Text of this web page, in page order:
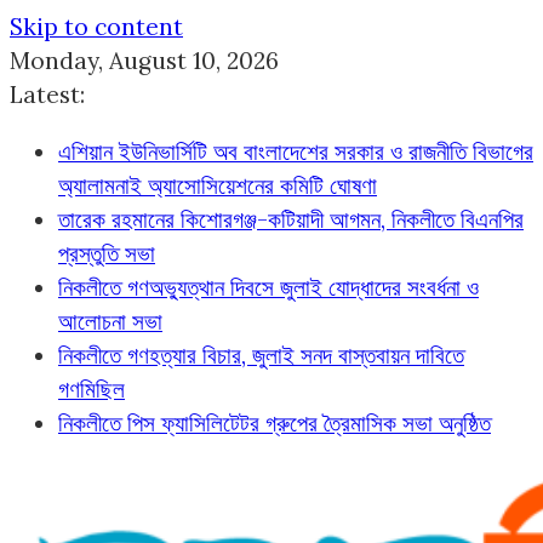
Skip to content
Monday, August 10, 2026
Latest:
এশিয়ান ইউনিভার্সিটি অব বাংলাদেশের সরকার ও রাজনীতি বিভাগের
অ্যালামনাই অ্যাসোসিয়েশনের কমিটি ঘোষণা
তারেক রহমানের কিশোরগঞ্জ-কটিয়াদী আগমন, নিকলীতে বিএনপির
প্রস্তুতি সভা
নিকলীতে গণঅভ্যুত্থান দিবসে জুলাই যোদ্ধাদের সংবর্ধনা ও
আলোচনা সভা
নিকলীতে গণহত্যার বিচার, জুলাই সনদ বাস্তবায়ন দাবিতে
গণমিছিল
নিকলীতে পিস ফ্যাসিলিটেটর গ্রুপের ত্রৈমাসিক সভা অনুষ্ঠিত